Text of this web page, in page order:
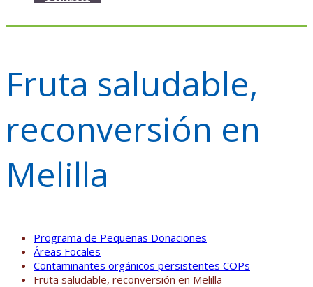
Fruta saludable,
reconversión en
Melilla
Programa de Pequeñas Donaciones
Áreas Focales
Contaminantes orgánicos persistentes COPs
Fruta saludable, reconversión en Melilla